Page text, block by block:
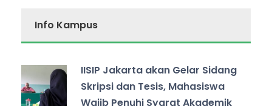
Info Kampus
IISIP Jakarta akan Gelar Sidang
Skripsi dan Tesis, Mahasiswa
Wajib Penuhi Syarat Akademik